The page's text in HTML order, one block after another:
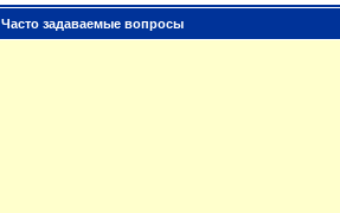
Часто задаваемые вопросы